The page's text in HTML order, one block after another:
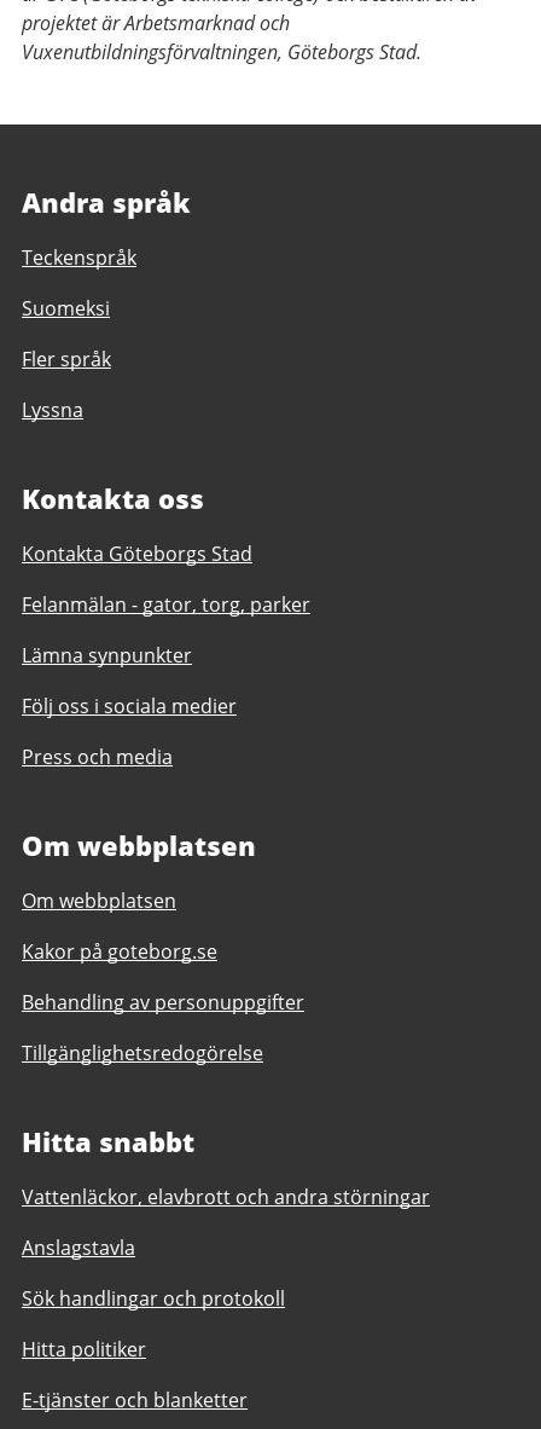
projektet är Arbetsmarknad och
Vuxenutbildningsförvaltningen, Göteborgs Stad.
Andra språk
Teckenspråk
Suomeksi
Fler språk
Lyssna
Kontakta oss
Kontakta Göteborgs Stad
Felanmälan - gator, torg, parker
Lämna synpunkter
Följ oss i sociala medier
Press och media
Om webbplatsen
Om webbplatsen
Kakor på goteborg.se
Behandling av personuppgifter
Tillgänglighetsredogörelse
Hitta snabbt
Vattenläckor, elavbrott och andra störningar
Anslagstavla
Sök handlingar och protokoll
Hitta politiker
E-tjänster och blanketter